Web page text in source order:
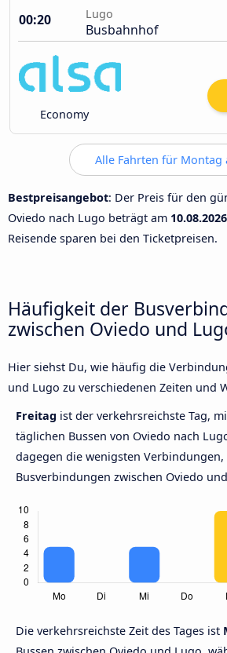
00:20
Lugo
Busbahnhof
Economy
Alle Fahrten für Montag
Bestpreisangebot: Der Preis für den
Oviedo nach Lugo beträgt am 10.08.2026
Reisende sparen bei den Ticketpreisen.
Häufigkeit der
zwischen Oviedo und
Hier siehst Du, wie häufig die
und Lugo zu verschiedenen Zeiten und
Freitag ist der verkehrsreichste Tag,
täglichen Bussen von Oviedo nach
dagegen die wenigsten
Busverbindungen zwischen Oviedo
Die verkehrsreichste Zeit des Tages ist